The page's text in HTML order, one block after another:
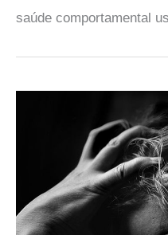
saúde comportamental